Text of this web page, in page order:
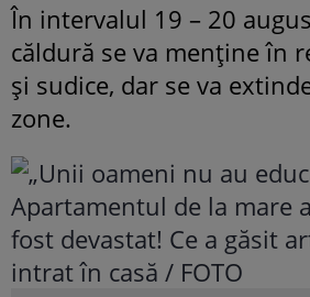
În intervalul 19 – 20
căldură se va menține în
și sudice, dar se va
zone.